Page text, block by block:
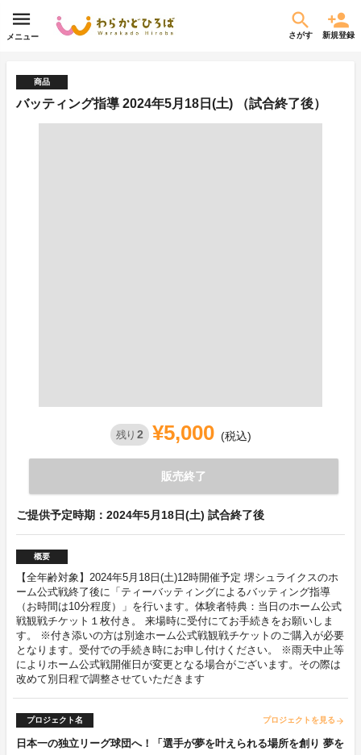
メニュー さがす 新規登録
商品
バッティング指導 2024年5月18日(土) （試合終了後）
残り 2 ¥5,000 (税込)
販売終了
ご提供予定時期：2024年5月18日(土) 試合終了後
概要
【全年齢対象】2024年5月18日(土)12時開催予定 堺シュライクスのホ
ーム公式戦終了後に「ティーバッティングによるバッティング指導
（お時間は10分程度）」を行います。体験者特典：当日のホーム公式
戦観戦チケット１枚付き。 来場時に受付にてお手続きをお願いしま
す。 ※付き添いの方は別途ホーム公式戦観戦チケットのご購入が必要
となります。受付での手続き時にお申し付けください。 ※雨天中止等
によりホーム公式戦開催日が変更となる場合がございます。その際は
改めて別日程で調整させていただきます
プロジェクト名 プロジェクトを見る arrow_forward
日本一の独立リーグ球団へ！「選手が夢を叶えられる場所を創り 夢を